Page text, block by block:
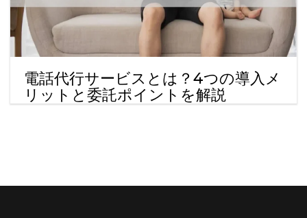
電話代行サービスとは？4つの導入メ
リットと委託ポイントを解説